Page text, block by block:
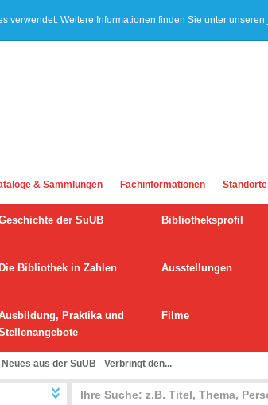
verwendet. Weitere Informationen finden Sie unter unseren
& Sammlungen Fachinformationen Standorte
der SuUB
Bibliotheksprofil
Die Bibliothek in Zahlen
Ausstellungen
Praktika und Filme
Neues aus der SuUB - Verbringt den...